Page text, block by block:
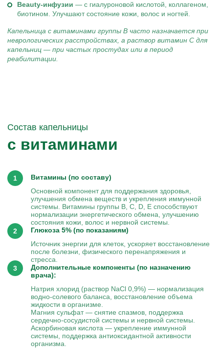
Beauty-инфузии — с гиалуроновой кислотой, коллагеном,
биотином. Улучшают состояние кожи, волос и ногтей.
Капельница с витаминами группы В часто назначается при
неврологических расстройствах, а раствор витамин С для
капельниц — при частых простудах или в период
реабилитации.
Состав капельницы
с витаминами
Витамины (по составу)
Основной компонент для поддержания здоровья,
улучшения обмена веществ и укрепления иммунной
системы. Витамины группы B, C, D, E способствуют
нормализации энергетического обмена, улучшению
состояния кожи, волос и нервной системы.
Глюкоза 5% (по показаниям)
Источник энергии для клеток, ускоряет восстановление
после болезни, физического перенапряжения и
стресса.
Дополнительные компоненты (по назначению
врача):
Натрия хлорид (раствор NaCl 0,9%) — нормализация
водно-солевого баланса, восстановление объема
жидкости в организме.
Магния сульфат — снятие спазмов, поддержка
сердечно-сосудистой системы и нервной системы.
Аскорбиновая кислота — укрепление иммунной
системы, поддержка антиоксидантной активности
организма.